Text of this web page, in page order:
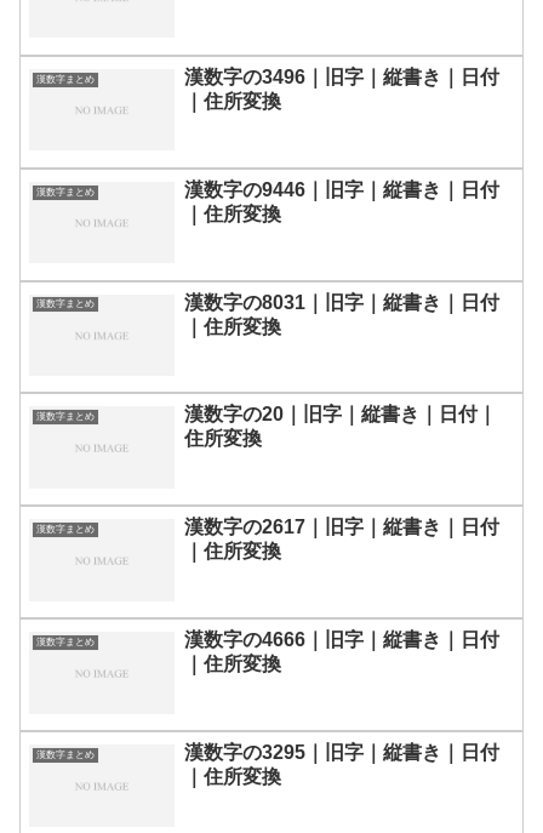
漢数字まとめ
漢数字の3496｜旧字｜縦書き｜日付
｜住所変換
漢数字まとめ
漢数字の9446｜旧字｜縦書き｜日付
｜住所変換
漢数字まとめ
漢数字の8031｜旧字｜縦書き｜日付
｜住所変換
漢数字まとめ
漢数字の20｜旧字｜縦書き｜日付｜
住所変換
漢数字まとめ
漢数字の2617｜旧字｜縦書き｜日付
｜住所変換
漢数字まとめ
漢数字の4666｜旧字｜縦書き｜日付
｜住所変換
漢数字まとめ
漢数字の3295｜旧字｜縦書き｜日付
｜住所変換